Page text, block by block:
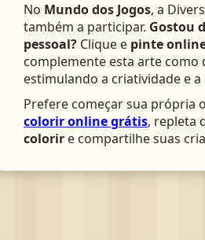
No Mundo dos Jogos, a
também a participar. Gostou
pessoal? Clique e pinte
complemente esta arte como
estimulando a criatividade e
Prefere começar sua própria
colorir online grátis, repleta
colorir e compartilhe suas